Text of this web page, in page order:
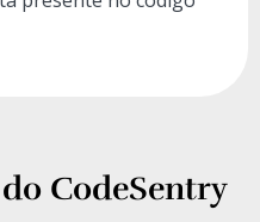
CodeSentry